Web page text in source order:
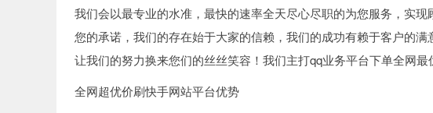
我们会以最专业的水准，最快的速率全天尽心尽职的为您服务，实
您的承诺，我们的存在始于大家的信赖，我们的成功有赖于客户的
让我们的努力换来您们的丝丝笑容！我们主打qq业务平台下单全网最
全网超优价刷快手网站平台优势